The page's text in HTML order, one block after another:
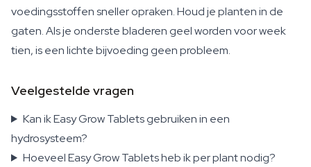
voedingsstoffen sneller opraken. Houd je planten in de
gaten. Als je onderste bladeren geel worden voor week
tien, is een lichte bijvoeding geen probleem.
Veelgestelde vragen
Kan ik Easy Grow Tablets gebruiken in een
hydrosysteem?
Hoeveel Easy Grow Tablets heb ik per plant nodig?